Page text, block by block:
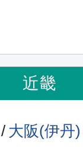
近畿
大阪(伊丹)